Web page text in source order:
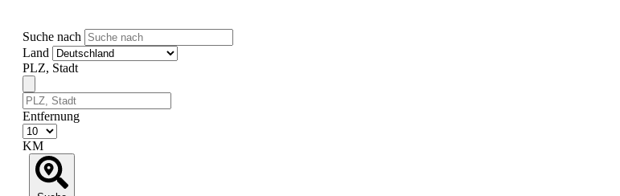
Suche nach
Land
PLZ, Stadt
Entfernung
KM